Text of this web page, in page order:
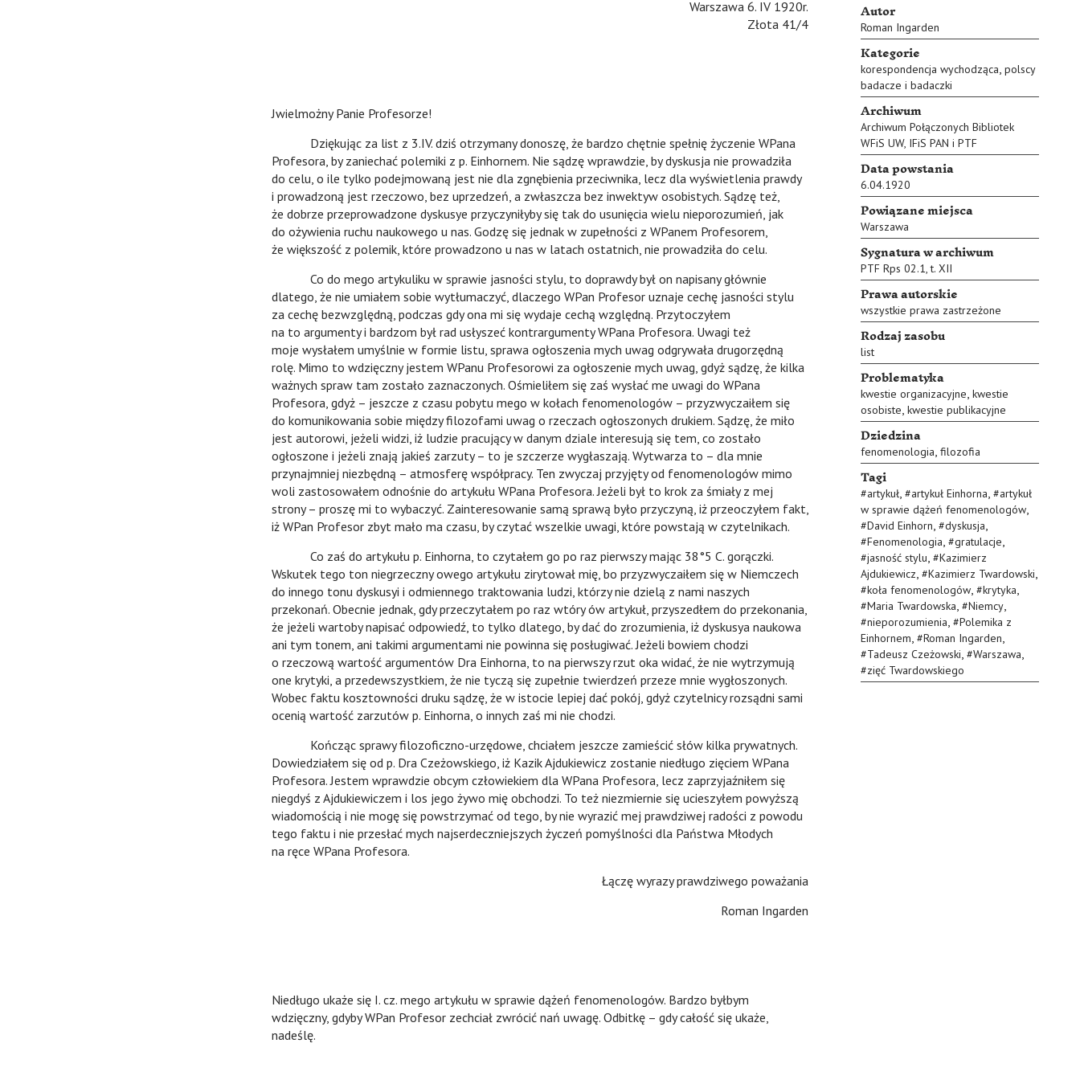
Autor
Roman Ingarden
Kategorie
korespondencja wychodząca, polscy
badacze i badaczki
Archiwum
Archiwum Połączonych Bibliotek
WFiS UW, IFiS PAN i PTF
Data powstania
6.04.1920
Powiązane miejsca
Warszawa
Sygnatura w archiwum
PTF Rps 02.1, t. XII
Prawa autorskie
wszystkie prawa zastrzeżone
Rodzaj zasobu
list
Problematyka
kwestie organizacyjne, kwestie
osobiste, kwestie publikacyjne
Dziedzina
fenomenologia, filozofia
Tagi
#artykuł, #artykuł Einhorna, #artykuł
w sprawie dążeń fenomenologów,
#David Einhorn, #dyskusja,
#Fenomenologia, #gratulacje,
#jasność stylu, #Kazimierz
Ajdukiewicz, #Kazimierz Twardowski,
#koła fenomenologów, #krytyka,
#Maria Twardowska, #Niemcy,
#nieporozumienia, #Polemika z
Einhornem, #Roman Ingarden,
#Tadeusz Czeżowski, #Warszawa,
#zięć Twardowskiego
Warszawa 6. IV 1920r.
Złota 41/4
Jwielmożny Panie Profesorze!
Dziękując za list z 3.IV. dziś otrzymany donoszę, że bardzo chętnie spełnię życzenie WPana
Profesora, by zaniechać polemiki z p. Einhornem. Nie sądzę wprawdzie, by dyskusja nie prowadziła
do celu, o ile tylko podejmowaną jest nie dla zgnębienia przeciwnika, lecz dla wyświetlenia prawdy
i prowadzoną jest rzeczowo, bez uprzedzeń, a zwłaszcza bez inwektyw osobistych. Sądzę też,
że dobrze przeprowadzone dyskusye przyczyniłyby się tak do usunięcia wielu nieporozumień, jak
do ożywienia ruchu naukowego u nas. Godzę się jednak w zupełności z WPanem Profesorem,
że większość z polemik, które prowadzono u nas w latach ostatnich, nie prowadziła do celu.
Co do mego artykuliku w sprawie jasności stylu, to doprawdy był on napisany głównie
dlatego, że nie umiałem sobie wytłumaczyć, dlaczego WPan Profesor uznaje cechę jasności stylu
za cechę bezwzględną, podczas gdy ona mi się wydaje cechą względną. Przytoczyłem
na to argumenty i bardzom był rad usłyszeć kontrargumenty WPana Profesora. Uwagi też
moje wysłałem umyślnie w formie listu, sprawa ogłoszenia mych uwag odgrywała drugorzędną
rolę. Mimo to wdzięczny jestem WPanu Profesorowi za ogłoszenie mych uwag, gdyż sądzę, że kilka
ważnych spraw tam zostało zaznaczonych. Ośmieliłem się zaś wysłać me uwagi do WPana
Profesora, gdyż – jeszcze z czasu pobytu mego w kołach fenomenologów – przyzwyczaiłem się
do komunikowania sobie między filozofami uwag o rzeczach ogłoszonych drukiem. Sądzę, że miło
jest autorowi, jeżeli widzi, iż ludzie pracujący w danym dziale interesują się tem, co zostało
ogłoszone i jeżeli znają jakieś zarzuty – to je szczerze wygłaszają. Wytwarza to – dla mnie
przynajmniej niezbędną – atmosferę współpracy. Ten zwyczaj przyjęty od fenomenologów mimo
woli zastosowałem odnośnie do artykułu WPana Profesora. Jeżeli był to krok za śmiały z mej
strony – proszę mi to wybaczyć. Zainteresowanie samą sprawą było przyczyną, iż przeoczyłem fakt,
iż WPan Profesor zbyt mało ma czasu, by czytać wszelkie uwagi, które powstają w czytelnikach.
Co zaś do artykułu p. Einhorna, to czytałem go po raz pierwszy mając 38°5 C. gorączki.
Wskutek tego ton niegrzeczny owego artykułu zirytował mię, bo przyzwyczaiłem się w Niemczech
do innego tonu dyskusyi i odmiennego traktowania ludzi, którzy nie dzielą z nami naszych
przekonań. Obecnie jednak, gdy przeczytałem po raz wtóry ów artykuł, przyszedłem do przekonania,
że jeżeli wartoby napisać odpowiedź, to tylko dlatego, by dać do zrozumienia, iż dyskusya naukowa
ani tym tonem, ani takimi argumentami nie powinna się posługiwać. Jeżeli bowiem chodzi
o rzeczową wartość argumentów Dra Einhorna, to na pierwszy rzut oka widać, że nie wytrzymują
one krytyki, a przedewszystkiem, że nie tyczą się zupełnie twierdzeń przeze mnie wygłoszonych.
Wobec faktu kosztowności druku sądzę, że w istocie lepiej dać pokój, gdyż czytelnicy rozsądni sami
ocenią wartość zarzutów p. Einhorna, o innych zaś mi nie chodzi.
Kończąc sprawy filozoficzno-urzędowe, chciałem jeszcze zamieścić słów kilka prywatnych.
Dowiedziałem się od p. Dra Czeżowskiego, iż Kazik Ajdukiewicz zostanie niedługo zięciem WPana
Profesora. Jestem wprawdzie obcym człowiekiem dla WPana Profesora, lecz zaprzyjaźniłem się
niegdyś z Ajdukiewiczem i los jego żywo mię obchodzi. To też niezmiernie się ucieszyłem powyższą
wiadomością i nie mogę się powstrzymać od tego, by nie wyrazić mej prawdziwej radości z powodu
tego faktu i nie przesłać mych najserdeczniejszych życzeń pomyślności dla Państwa Młodych
na ręce WPana Profesora.
Łączę wyrazy prawdziwego poważania
Roman Ingarden
Niedługo ukaże się I. cz. mego artykułu w sprawie dążeń fenomenologów. Bardzo byłbym
wdzięczny, gdyby WPan Profesor zechciał zwrócić nań uwagę. Odbitkę – gdy całość się ukaże,
nadeślę.